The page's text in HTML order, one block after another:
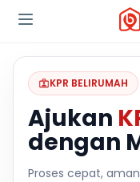
KPR BELIRUMAH
Ajukan
dengan
Proses cepat,